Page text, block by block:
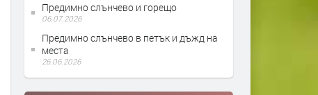
Предимно слънчево и горещо
06.07.2026
Предимно слънчево в петък и дъжд на
места
26.06.2026